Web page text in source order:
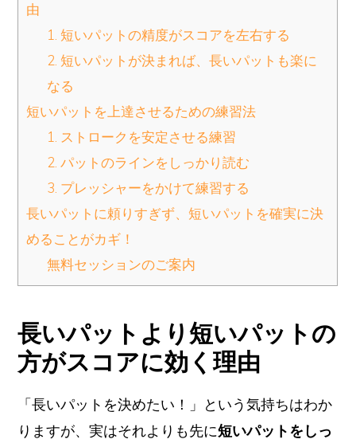
由
1. 短いパットの精度がスコアを左右する
2. 短いパットが決まれば、長いパットも楽に
なる
短いパットを上達させるための練習法
1. ストロークを安定させる練習
2. パットのラインをしっかり読む
3. プレッシャーをかけて練習する
長いパットに頼りすぎず、短いパットを確実に決
めることがカギ！
無料セッションのご案内
長いパットより短いパットの
方がスコアに効く理由
「長いパットを決めたい！」という気持ちはわか
りますが、実はそれよりも先に短いパットをしっ